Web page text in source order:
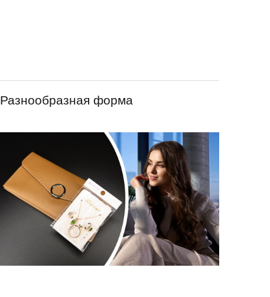
Разнообразная форма